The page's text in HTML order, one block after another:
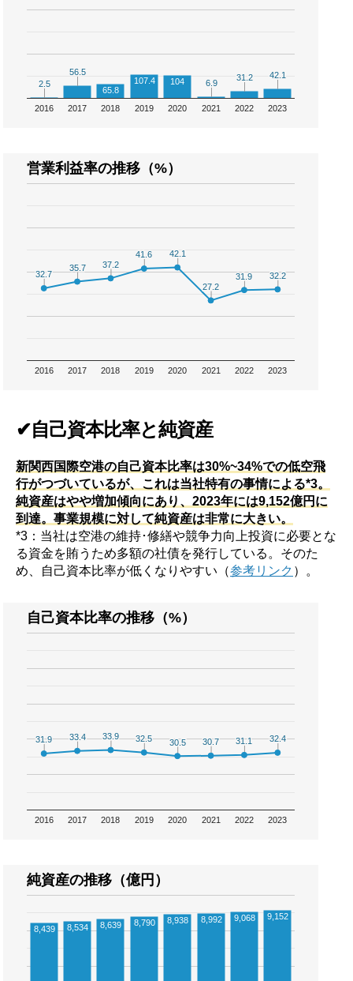
2016 2017 2018 2019 2020 2021 2022 2023
2.5
2.5
56.5
56.5
65.8
107.4 104 6.9
6.9
31.2
31.2 42.1
42.1
営業利益率の推移（%）
2016 2017 2018 2019 2020 2021 2022 2023
32.7
32.7
35.7
35.7 37.2
37.2
41.6
41.6 42.1
42.1
27.2
27.2
31.9
31.9 32.2
32.2
✔自己資本比率と純資産
新関西国際空港の自己資本比率は30%~34%での低空飛
行がつづいているが、これは当社特有の事情による*3。
純資産はやや増加傾向にあり、2023年には9,152億円に
到達。事業規模に対して純資産は非常に大きい。
*3：当社は空港の維持･修繕や競争力向上投資に必要とな
る資金を賄うため多額の社債を発行している。そのた
め、自己資本比率が低くなりやすい（参考リンク ）。
自己資本比率の推移（%）
2016 2017 2018 2019 2020 2021 2022 2023
31.9
31.9 33.4
33.4 33.9
33.9 32.5
32.5 30.5
30.5 30.7
30.7 31.1
31.1 32.4
32.4
純資産の推移（億円）
8,439 8,534 8,639 8,790 8,938 8,992 9,068 9,152